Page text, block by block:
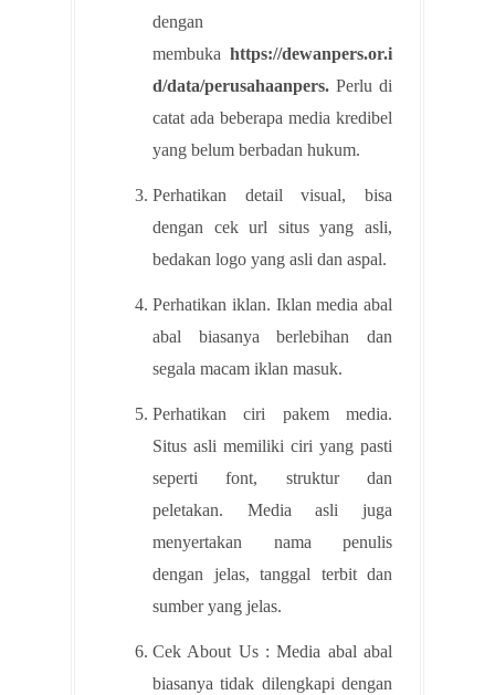
dengan
membuka https://dewanpers.or.i
d/data/perusahaanpers. Perlu di
catat ada beberapa media kredibel
yang belum berbadan hukum.
Perhatikan detail visual, bisa
dengan cek url situs yang asli,
bedakan logo yang asli dan aspal.
Perhatikan iklan. Iklan media abal
abal biasanya berlebihan dan
segala macam iklan masuk.
Perhatikan ciri pakem media.
Situs asli memiliki ciri yang pasti
seperti font, struktur dan
peletakan. Media asli juga
menyertakan nama penulis
dengan jelas, tanggal terbit dan
sumber yang jelas.
Cek About Us : Media abal abal
biasanya tidak dilengkapi dengan